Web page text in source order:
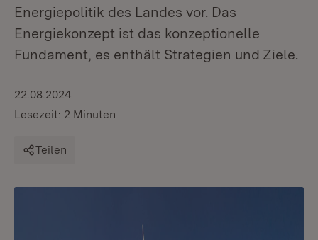
Energiepolitik des Landes vor. Das
Energiekonzept ist das konzeptionelle
Fundament, es enthält Strategien und Ziele.
22.08.2024
Lesezeit: 2 Minuten
Teilen